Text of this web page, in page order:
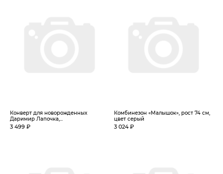
Конверт для новорожденных
Даримир Лапочка,...
3 499 ₽
Комбинезон «Малышок», рост 74 см,
цвет серый
3 024 ₽